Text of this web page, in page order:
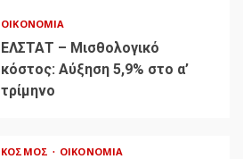
ΟΙΚΟΝΟΜΊΑ
ΕΛΣΤΑΤ – Μισθολογικό
κόστος: Αύξηση 5,9% στο α’
τρίμηνο
ΚΌΣΜΟΣ ΟΙΚΟΝΟΜΊΑ